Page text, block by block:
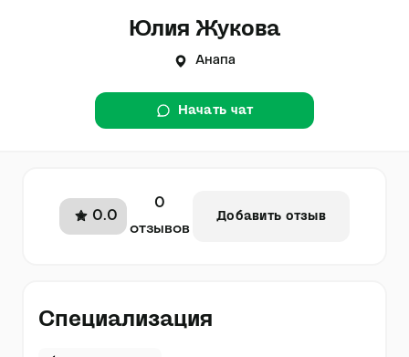
Юлия Жукова
Анапа
Начать чат
0.0
0
отзывов
Добавить отзыв
Специализация